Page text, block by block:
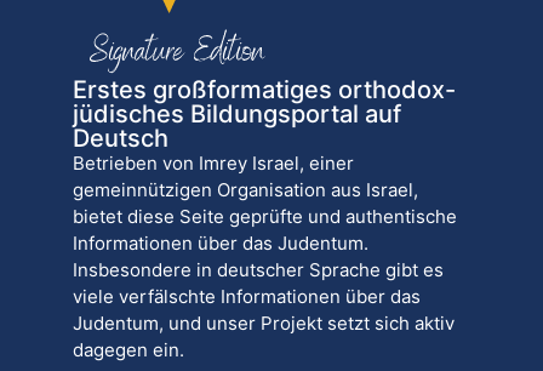
Erstes großformatiges orthodox-
jüdisches Bildungsportal auf
Deutsch
Betrieben von Imrey Israel, einer
gemeinnützigen Organisation aus Israel,
bietet diese Seite geprüfte und authentische
Informationen über das Judentum.
Insbesondere in deutscher Sprache gibt es
viele verfälschte Informationen über das
Judentum, und unser Projekt setzt sich aktiv
dagegen ein.